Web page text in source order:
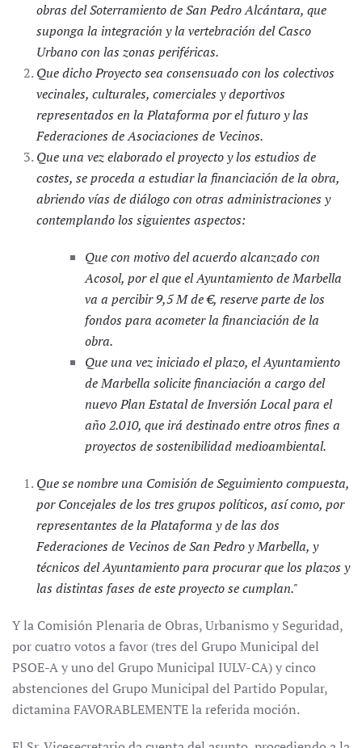
obras del Soterramiento de San Pedro Alcántara, que
suponga la integración y la vertebración del Casco
Urbano con las zonas periféricas.
Que dicho Proyecto sea consensuado con los colectivos
vecinales, culturales, comerciales y deportivos
representados en la Plataforma por el futuro y las
Federaciones de Asociaciones de Vecinos.
Que una vez elaborado el proyecto y los estudios de
costes, se proceda a estudiar la financiación de la obra,
abriendo vías de diálogo con otras administraciones y
contemplando los siguientes aspectos:
Que con motivo del acuerdo alcanzado con
Acosol, por el que el Ayuntamiento de Marbella
va a percibir 9,5 M de €, reserve parte de los
fondos para acometer la financiación de la
obra.
Que una vez iniciado el plazo, el Ayuntamiento
de Marbella solicite financiación a cargo del
nuevo Plan Estatal de Inversión Local para el
año 2.010, que irá destinado entre otros fines a
proyectos de sostenibilidad medioambiental.
Que se nombre una Comisión de Seguimiento compuesta,
por Concejales de los tres grupos políticos, así como, por
representantes de la Plataforma y de las dos
Federaciones de Vecinos de San Pedro y Marbella, y
técnicos del Ayuntamiento para procurar que los plazos y
las distintas fases de este proyecto se cumplan."
Y la Comisión Plenaria de Obras, Urbanismo y Seguridad,
por cuatro votos a favor (tres del Grupo Municipal del
PSOE-A y uno del Grupo Municipal IULV-CA) y cinco
abstenciones del Grupo Municipal del Partido Popular,
dictamina FAVORABLEMENTE la referida moción.